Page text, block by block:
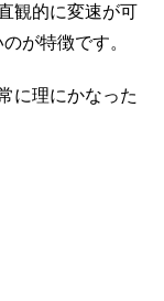
観的に変速が可
が特徴です。
に理にかなった